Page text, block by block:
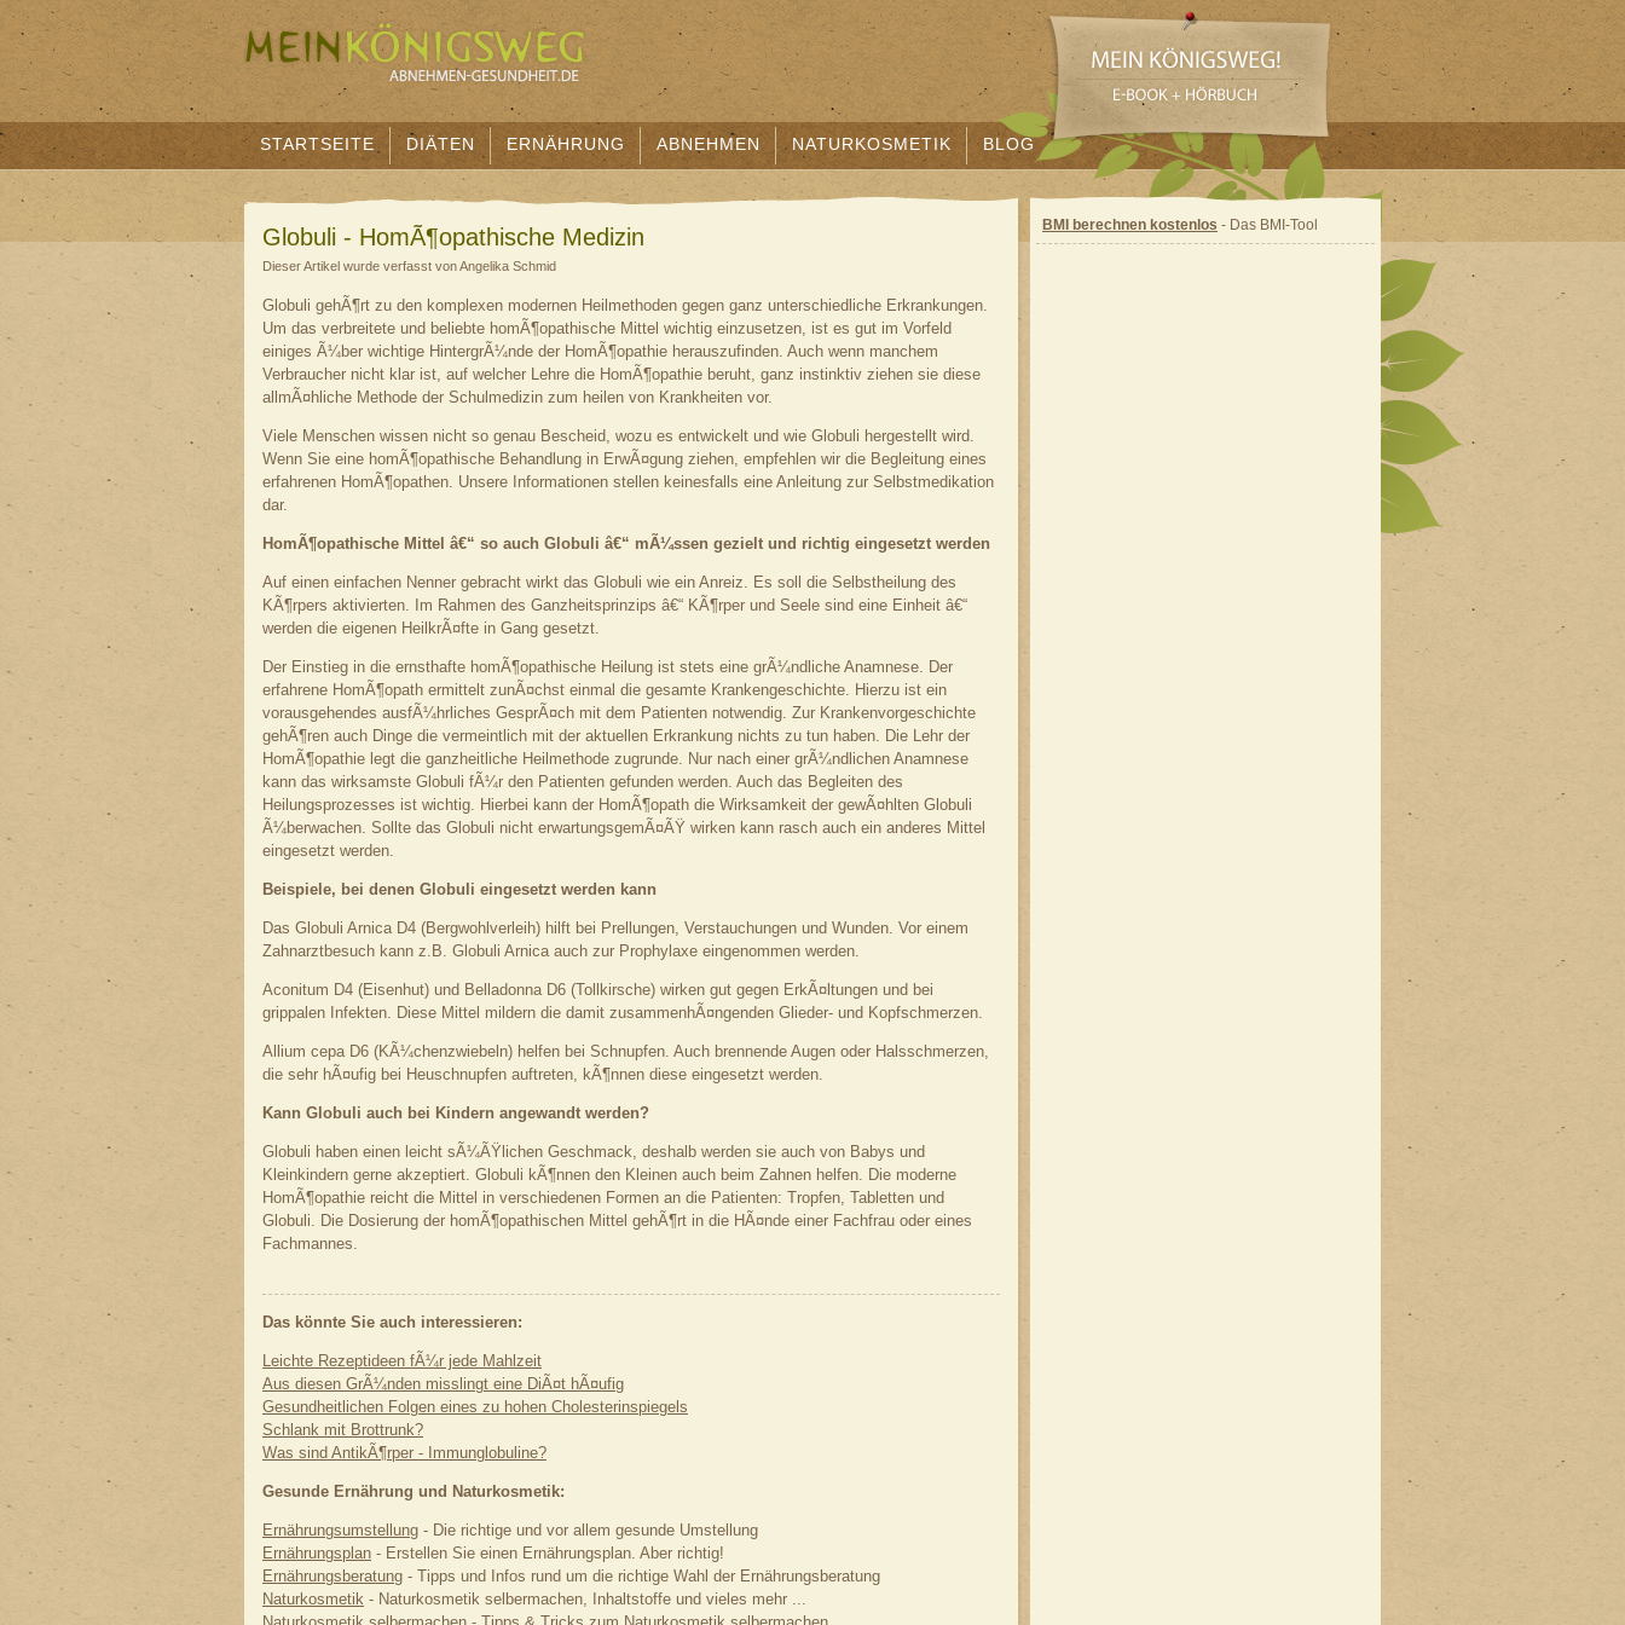
STARTSEITE DIÄTEN ERNÄHRUNG ABNEHMEN NATURKOSMETIK BLOG
Globuli - HomÃ¶opathische Medizin
Dieser Artikel wurde verfasst von Angelika Schmid
Globuli gehÃ¶rt zu den komplexen modernen Heilmethoden gegen ganz unterschiedliche Erkrankungen.
Um das verbreitete und beliebte homÃ¶opathische Mittel wichtig einzusetzen, ist es gut im Vorfeld
einiges Ã¼ber wichtige HintergrÃ¼nde der HomÃ¶opathie herauszufinden. Auch wenn manchem
Verbraucher nicht klar ist, auf welcher Lehre die HomÃ¶opathie beruht, ganz instinktiv ziehen sie diese
allmÃ¤hliche Methode der Schulmedizin zum heilen von Krankheiten vor.
Viele Menschen wissen nicht so genau Bescheid, wozu es entwickelt und wie Globuli hergestellt wird.
Wenn Sie eine homÃ¶opathische Behandlung in ErwÃ¤gung ziehen, empfehlen wir die Begleitung eines
erfahrenen HomÃ¶opathen. Unsere Informationen stellen keinesfalls eine Anleitung zur Selbstmedikation
dar.
HomÃ¶opathische Mittel â€“ so auch Globuli â€“ mÃ¼ssen gezielt und richtig eingesetzt werden
Auf einen einfachen Nenner gebracht wirkt das Globuli wie ein Anreiz. Es soll die Selbstheilung des
KÃ¶rpers aktivierten. Im Rahmen des Ganzheitsprinzips â€“ KÃ¶rper und Seele sind eine Einheit â€“
werden die eigenen HeilkrÃ¤fte in Gang gesetzt.
Der Einstieg in die ernsthafte homÃ¶opathische Heilung ist stets eine grÃ¼ndliche Anamnese. Der
erfahrene HomÃ¶opath ermittelt zunÃ¤chst einmal die gesamte Krankengeschichte. Hierzu ist ein
vorausgehendes ausfÃ¼hrliches GesprÃ¤ch mit dem Patienten notwendig. Zur Krankenvorgeschichte
gehÃ¶ren auch Dinge die vermeintlich mit der aktuellen Erkrankung nichts zu tun haben. Die Lehr der
HomÃ¶opathie legt die ganzheitliche Heilmethode zugrunde. Nur nach einer grÃ¼ndlichen Anamnese
kann das wirksamste Globuli fÃ¼r den Patienten gefunden werden. Auch das Begleiten des
Heilungsprozesses ist wichtig. Hierbei kann der HomÃ¶opath die Wirksamkeit der gewÃ¤hlten Globuli
Ã¼berwachen. Sollte das Globuli nicht erwartungsgemÃ¤ÃŸ wirken kann rasch auch ein anderes Mittel
eingesetzt werden.
Beispiele, bei denen Globuli eingesetzt werden kann
Das Globuli Arnica D4 (Bergwohlverleih) hilft bei Prellungen, Verstauchungen und Wunden. Vor einem
Zahnarztbesuch kann z.B. Globuli Arnica auch zur Prophylaxe eingenommen werden.
Aconitum D4 (Eisenhut) und Belladonna D6 (Tollkirsche) wirken gut gegen ErkÃ¤ltungen und bei
grippalen Infekten. Diese Mittel mildern die damit zusammenhÃ¤ngenden Glieder- und Kopfschmerzen.
Allium cepa D6 (KÃ¼chenzwiebeln) helfen bei Schnupfen. Auch brennende Augen oder Halsschmerzen,
die sehr hÃ¤ufig bei Heuschnupfen auftreten, kÃ¶nnen diese eingesetzt werden.
Kann Globuli auch bei Kindern angewandt werden?
Globuli haben einen leicht sÃ¼ÃŸlichen Geschmack, deshalb werden sie auch von Babys und
Kleinkindern gerne akzeptiert. Globuli kÃ¶nnen den Kleinen auch beim Zahnen helfen. Die moderne
HomÃ¶opathie reicht die Mittel in verschiedenen Formen an die Patienten: Tropfen, Tabletten und
Globuli. Die Dosierung der homÃ¶opathischen Mittel gehÃ¶rt in die HÃ¤nde einer Fachfrau oder eines
Fachmannes.
Das könnte Sie auch interessieren:
Leichte Rezeptideen fÃ¼r jede Mahlzeit
Aus diesen GrÃ¼nden misslingt eine DiÃ¤t hÃ¤ufig
Gesundheitlichen Folgen eines zu hohen Cholesterinspiegels
Schlank mit Brottrunk?
Was sind AntikÃ¶rper - Immunglobuline?
Gesunde Ernährung und Naturkosmetik:
Ernährungsumstellung - Die richtige und vor allem gesunde Umstellung
Ernährungsplan - Erstellen Sie einen Ernährungsplan. Aber richtig!
Ernährungsberatung - Tipps und Infos rund um die richtige Wahl der Ernährungsberatung
Naturkosmetik - Naturkosmetik selbermachen, Inhaltstoffe und vieles mehr ...
BMI berechnen kostenlos - Das BMI-Tool